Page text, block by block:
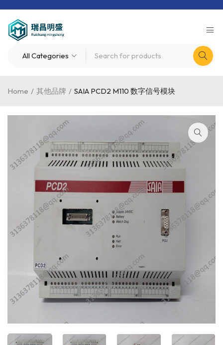
Home / 其他品牌 / SAIA PCD2 M110 数字信号模块